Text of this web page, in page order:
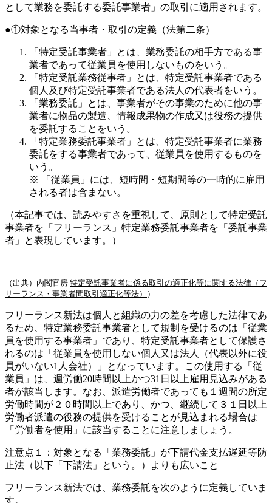
として業務を委託する委託事業者」の取引に適用されます。
①対象となる当事者・取引の定義（法第二条）
「特定受託事業者」とは、業務委託の相手方である事
業者であって従業員を使用しないものをいう。
「特定受託業務従事者」とは、特定受託事業者である
個人及び特定受託事業者である法人の代表者をいう。
「業務委託」とは、事業者がその事業のために他の事
業者に物品の製造、情報成果物の作成又は役務の提供
を委託することをいう。
「特定業務委託事業者」とは、特定受託事業者に業務
委託をする事業者であって、従業員を使用するものを
いう。
※ 「従業員」には、短時間・短期間等の一時的に雇用
される者は含まない。
（本記事では、読みやすさを重視して、原則として特定受託
事業者を「フリーランス」特定業務委託事業者を「委託事業
者」と表現しています。）
（出典）内閣官房 特定受託事業者に係る取引の適正化等に関する法律（フ
リーランス・事業者間取引適正化等法）
）
フリーランス新法は個人と組織の力の差を考慮した法律であ
るため、特定業務委託事業者として規制を受けるのは「従業
員を使用する事業者」であり、特定受託事業者として保護さ
れるのは「従業員を使用しない個人又は法人（代表以外に役
員がいない1人会社）」となっています。この使用する「従
業員」は、週労働20時間以上かつ31日以上雇用見込みがある
者が該当します。なお、派遣労働者であっても１週間の所定
労働時間が２０時間以上であり、かつ、継続して３１日以上
労働者派遣の役務の提供を受けることが見込まれる場合は
「労働者を使用」に該当することに注意しましょう。
注意点１： 対象となる「業務委託」が下請代金支払遅延等防
止法（以下「下請法」という。）よりも広いこと
フリーランス新法では、業務委託を次のように定義していま
す。